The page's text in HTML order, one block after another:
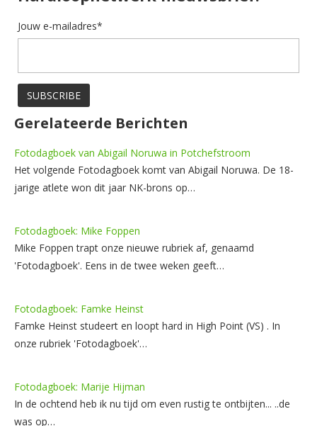
Jouw e-mailadres*
Gerelateerde Berichten
Fotodagboek van Abigail Noruwa in Potchefstroom
Het volgende Fotodagboek komt van Abigail Noruwa. De 18-
jarige atlete won dit jaar NK-brons op…
Fotodagboek: Mike Foppen
Mike Foppen trapt onze nieuwe rubriek af, genaamd
'Fotodagboek'. Eens in de twee weken geeft…
Fotodagboek: Famke Heinst
Famke Heinst studeert en loopt hard in High Point (VS) . In
onze rubriek 'Fotodagboek'…
Fotodagboek: Marije Hijman
In de ochtend heb ik nu tijd om even rustig te ontbijten... ..de
was op…